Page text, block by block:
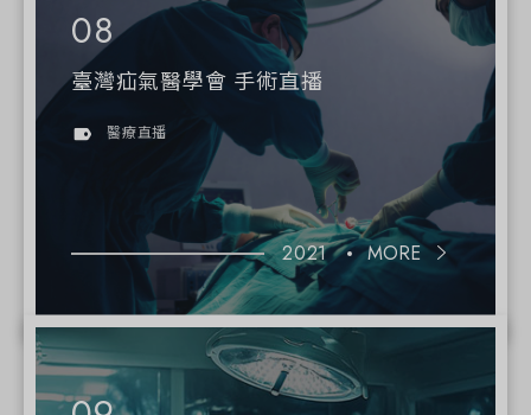
臺灣疝氣醫學會 手術直播
醫療直播
2021 MORE